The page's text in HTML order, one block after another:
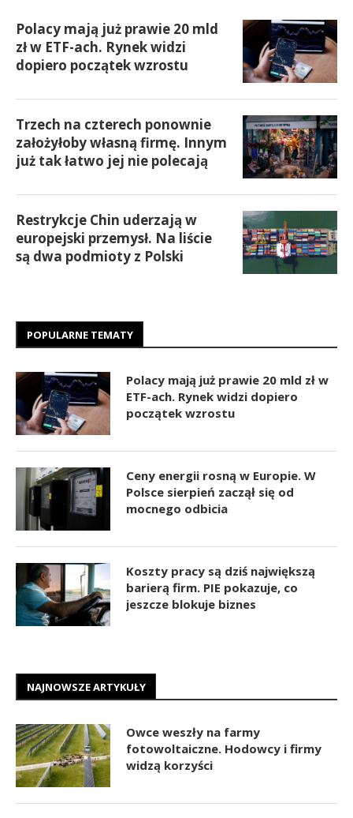
Polacy mają już prawie 20 mld
zł w ETF-ach. Rynek widzi
dopiero początek wzrostu
Trzech na czterech ponownie
założyłoby własną firmę. Innym
już tak łatwo jej nie polecają
Restrykcje Chin uderzają w
europejski przemysł. Na liście
są dwa podmioty z Polski
POPULARNE TEMATY
Polacy mają już prawie 20 mld zł w
ETF-ach. Rynek widzi dopiero
początek wzrostu
Ceny energii rosną w Europie. W
Polsce sierpień zaczął się od
mocnego odbicia
Koszty pracy są dziś największą
barierą firm. PIE pokazuje, co
jeszcze blokuje biznes
NAJNOWSZE ARTYKUŁY
Owce weszły na farmy
fotowoltaiczne. Hodowcy i firmy
widzą korzyści